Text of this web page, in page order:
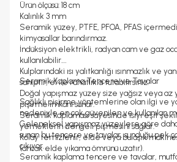
Ürün ölçüsü: 18 cm
Kalınlık 3 mm
Seramik yüzey, PTFE, PFOA, PFAS
kimyasallar barındırmaz.
İndüksiyon elektrikli, radyan cam ve gaz
kullanılabilir.
Kulplarındaki ısı yalıtkanlığı ısınmazlık ve
sahiptir, el ile rahatlıkla tutabilirsiniz.
Doğal yapışmaz yüzey size yağsız veya
pişirme imkânı sunar.
Seramik kaplaması sayesinde ısıyı eşit
yemeklerin dengeli pişmesini sağlar.
Kolay temizlenir, elde veya bulaşık
(ancak elde yıkama ömrünü uzatır).
Seramik Kaplama Tencere ve Tavalar
Sağlıklı pişirme yöntemlerine olan ilgi ve
nedeniyle en çok güvenilen ve kullanılan
Geleneksel yapışmaz yüzeylere göre
sunan bu tencere ve tavalar, sunduğu pek
çıkıyor.
Seramik kaplama tencere ve tavalar,